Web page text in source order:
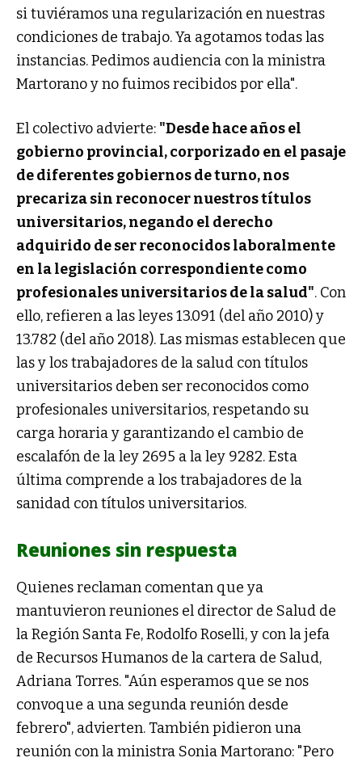
si tuviéramos una regularización en nuestras
condiciones de trabajo. Ya agotamos todas las
instancias. Pedimos audiencia con la ministra
Martorano y no fuimos recibidos por ella".
El colectivo advierte: "Desde hace años el
gobierno provincial, corporizado en el pasaje
de diferentes gobiernos de turno, nos
precariza sin reconocer nuestros títulos
universitarios, negando el derecho
adquirido de ser reconocidos laboralmente
en la legislación correspondiente como
profesionales universitarios de la salud". Con
ello, refieren a las leyes 13.091 (del año 2010) y
13.782 (del año 2018). Las mismas establecen que
las y los trabajadores de la salud con títulos
universitarios deben ser reconocidos como
profesionales universitarios, respetando su
carga horaria y garantizando el cambio de
escalafón de la ley 2695 a la ley 9282. Esta
última comprende a los trabajadores de la
sanidad con títulos universitarios.
Reuniones sin respuesta
Quienes reclaman comentan que ya
mantuvieron reuniones el director de Salud de
la Región Santa Fe, Rodolfo Roselli, y con la jefa
de Recursos Humanos de la cartera de Salud,
Adriana Torres. "Aún esperamos que se nos
convoque a una segunda reunión desde
febrero", advierten. También pidieron una
reunión con la ministra Sonia Martorano: "Pero